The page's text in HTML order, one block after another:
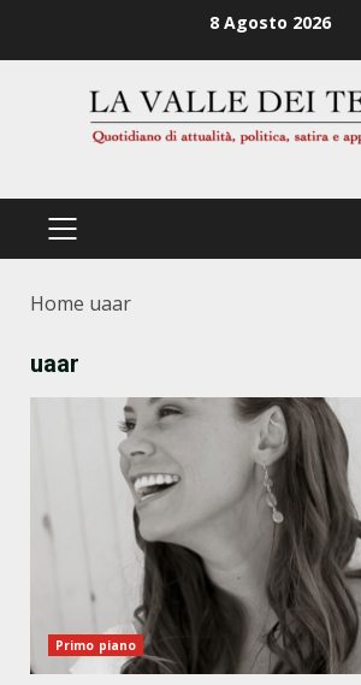
8 Agosto 2026
PRIMÄRES
Home uaar
uaar
Primo piano